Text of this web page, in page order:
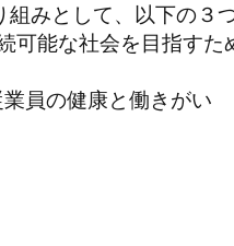
みとして、以下の３
能な社会を目指すた
の健康と働きがい